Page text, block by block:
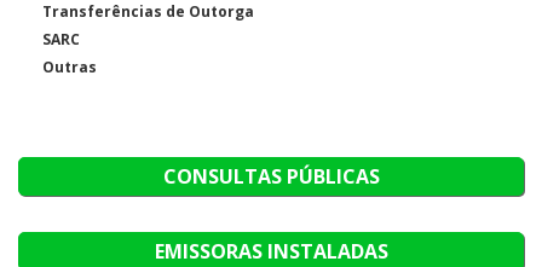
Transferências de Outorga
SARC
Outras
CONSULTAS PÚBLICAS
EMISSORAS INSTALADAS